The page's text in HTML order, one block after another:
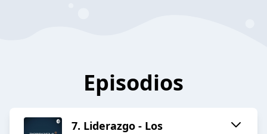
Episodios
7. Liderazgo - Los